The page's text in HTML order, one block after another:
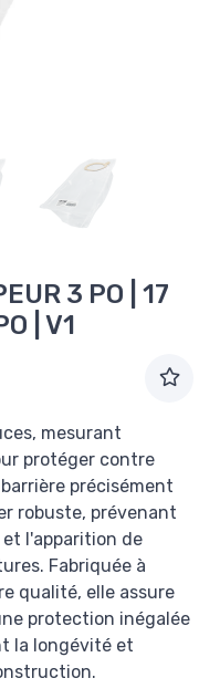
3 PO | 17
| V1
mesurant
protéger contre
précisément
robuste, prévenant
l'apparition de
Fabriquée à
qualité, elle assure
protection inégalée
la longévité et